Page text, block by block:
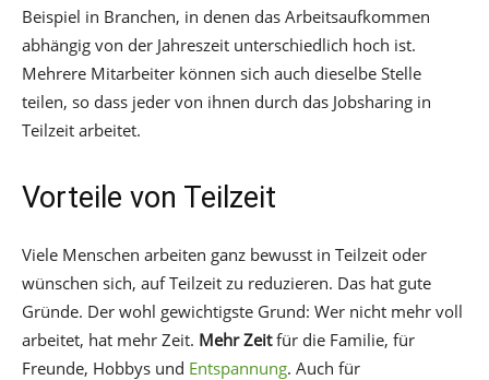
Beispiel in Branchen, in denen das Arbeitsaufkommen
abhängig von der Jahreszeit unterschiedlich hoch ist.
Mehrere Mitarbeiter können sich auch dieselbe Stelle
teilen, so dass jeder von ihnen durch das Jobsharing in
Teilzeit arbeitet.
Vorteile von Teilzeit
Viele Menschen arbeiten ganz bewusst in Teilzeit oder
wünschen sich, auf Teilzeit zu reduzieren. Das hat gute
Gründe. Der wohl gewichtigste Grund: Wer nicht mehr voll
arbeitet, hat mehr Zeit. Mehr Zeitfür die Familie, für
Freunde, Hobbys und Entspannung. Auch für